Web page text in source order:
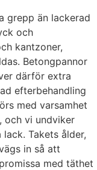
grepp än lackerad
och
kantzoner,
Betongpannor
därför extra
efterbehandling
med varsamhet
och vi undviker
Takets ålder,
in så att
med täthet